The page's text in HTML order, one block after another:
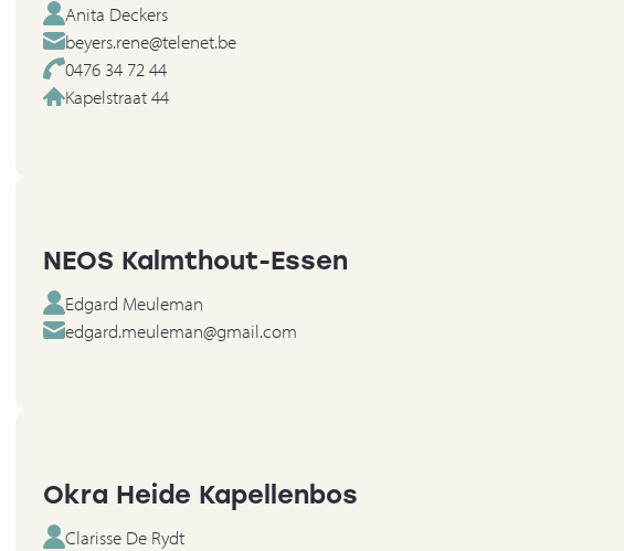
Anita Deckers
beyers.rene@telenet.be
0476 34 72 44
Kapelstraat 44
NEOS Kalmthout-Essen
Edgard Meuleman
edgard.meuleman@gmail.com
Okra Heide Kapellenbos
Clarisse De Rydt